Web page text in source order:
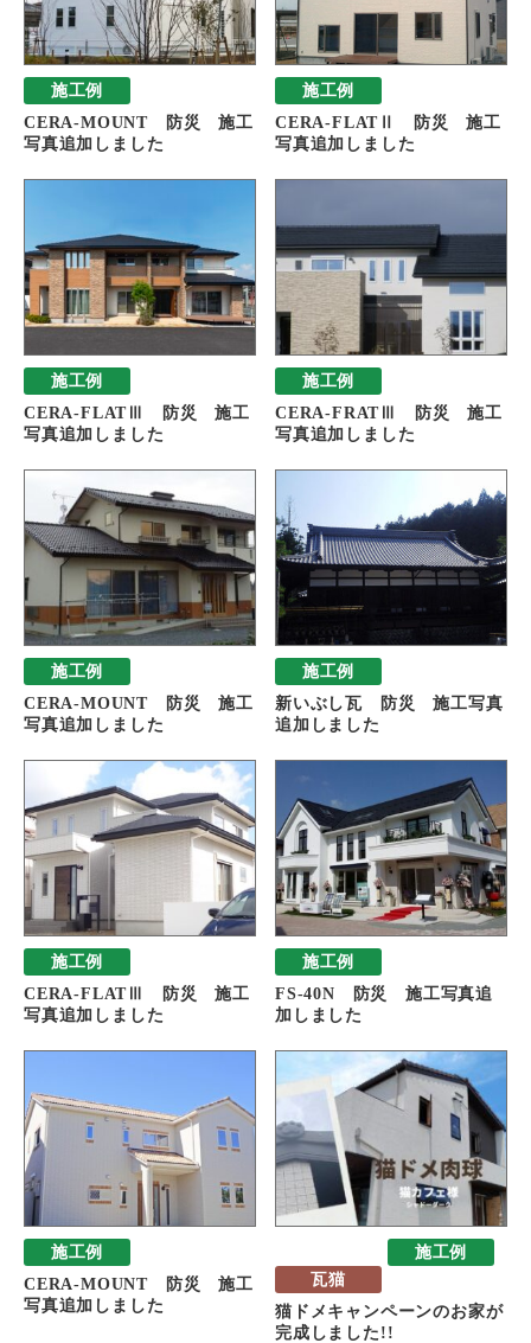
施工例
CERA-MOUNT 防災 施工
写真追加しました
施工例
CERA-FLATⅡ 防災 施工
写真追加しました
施工例
CERA-FLATⅢ 防災 施工
写真追加しました
施工例
CERA-FRATⅢ 防災 施工
写真追加しました
施工例
CERA-MOUNT 防災 施工
写真追加しました
施工例
新いぶし瓦 防災 施工写真
追加しました
施工例
CERA-FLATⅢ 防災 施工
写真追加しました
施工例
FS-40N 防災 施工写真追
加しました
施工例
CERA-MOUNT 防災 施工
写真追加しました
施工例
瓦猫
猫ドメキャンペーンのお家が
完成しました!!